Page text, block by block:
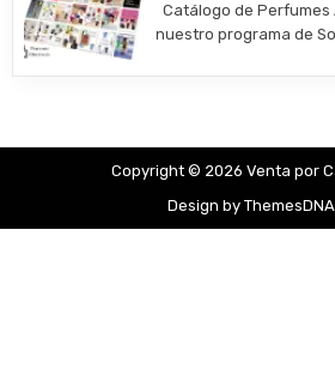
Catálogo de
nuestro programa de
Copyright © 2026 Venta por
Design by